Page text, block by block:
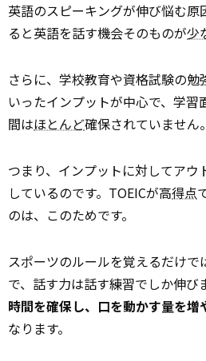
英語のスピーキングが伸び悩む
ると英語を話す機会そのものが少
さらに、学校教育や資格試験の勉
いったインプットが中心で、学
間はほとんど確保されていません。
つまり、インプットに対してアウ
しているのです。TOEICが高得点
のは、このためです。
スポーツのルールを覚えるだけで
で、話す力は話す練習でしか伸び
時間を確保し、口を動かす量を
なります。